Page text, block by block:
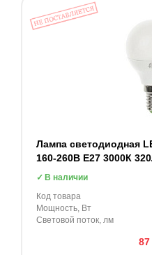
Лампа светодиодная
160-260В Е27 3000К
В наличии
Код товара
Мощность, Вт
Световой поток, лм
87